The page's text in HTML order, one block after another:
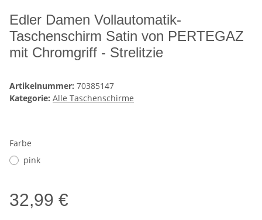
Edler Damen Vollautomatik-
Taschenschirm Satin von PERTEGAZ
mit Chromgriff - Strelitzie
Artikelnummer: 70385147
Kategorie: Alle Taschenschirme
Farbe
pink
32,99 €